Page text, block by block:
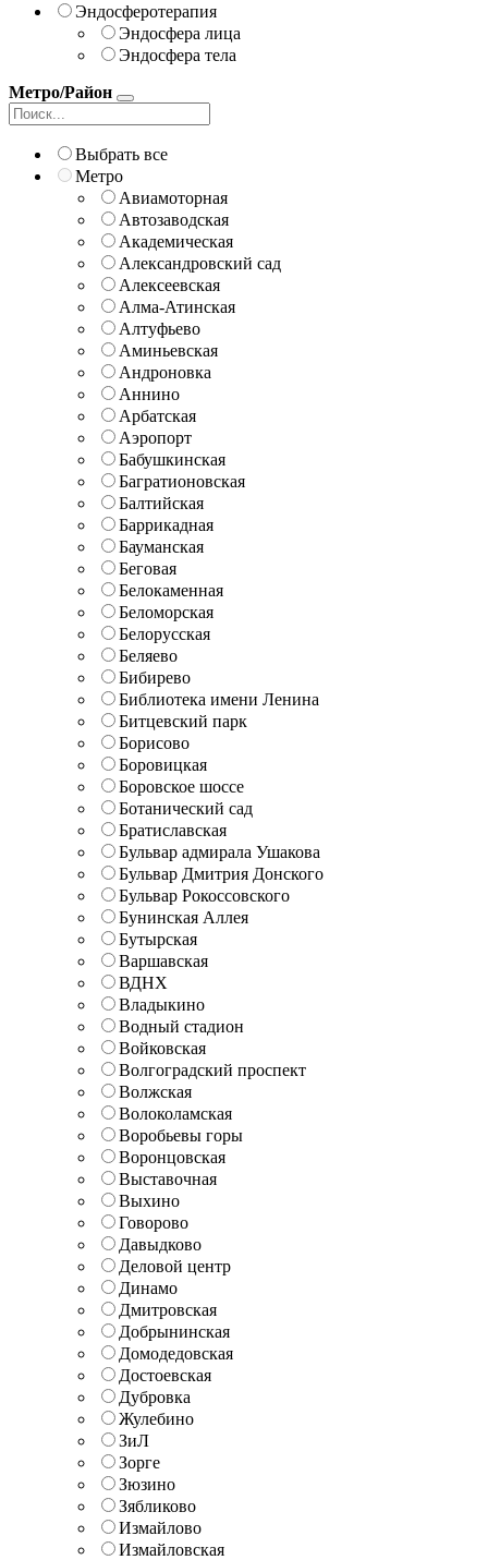
Эндосферотерапия
Эндосфера лица
Эндосфера тела
Метро/Район
Выбрать все
Метро
Авиамоторная
Автозаводская
Академическая
Александровский сад
Алексеевская
Алма-Атинская
Алтуфьево
Аминьевская
Андроновка
Аннино
Арбатская
Аэропорт
Бабушкинская
Багратионовская
Балтийская
Баррикадная
Бауманская
Беговая
Белокаменная
Беломорская
Белорусская
Беляево
Бибирево
Библиотека имени Ленина
Битцевский парк
Борисово
Боровицкая
Боровское шоссе
Ботанический сад
Братиславская
Бульвар адмирала Ушакова
Бульвар Дмитрия Донского
Бульвар Рокоссовского
Бунинская Аллея
Бутырская
Варшавская
ВДНХ
Владыкино
Водный стадион
Войковская
Волгоградский проспект
Волжская
Волоколамская
Воробьевы горы
Воронцовская
Выставочная
Выхино
Говорово
Давыдково
Деловой центр
Динамо
Дмитровская
Добрынинская
Домодедовская
Достоевская
Дубровка
Жулебино
ЗиЛ
Зорге
Зюзино
Зябликово
Измайлово
Измайловская